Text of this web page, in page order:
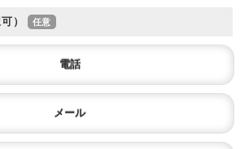
）
電話
メール